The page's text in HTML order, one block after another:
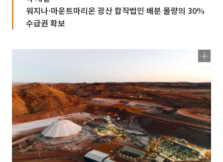
워지나·마운트마리온 광산 합작법인 배분 물량의 30%
수급권 확보